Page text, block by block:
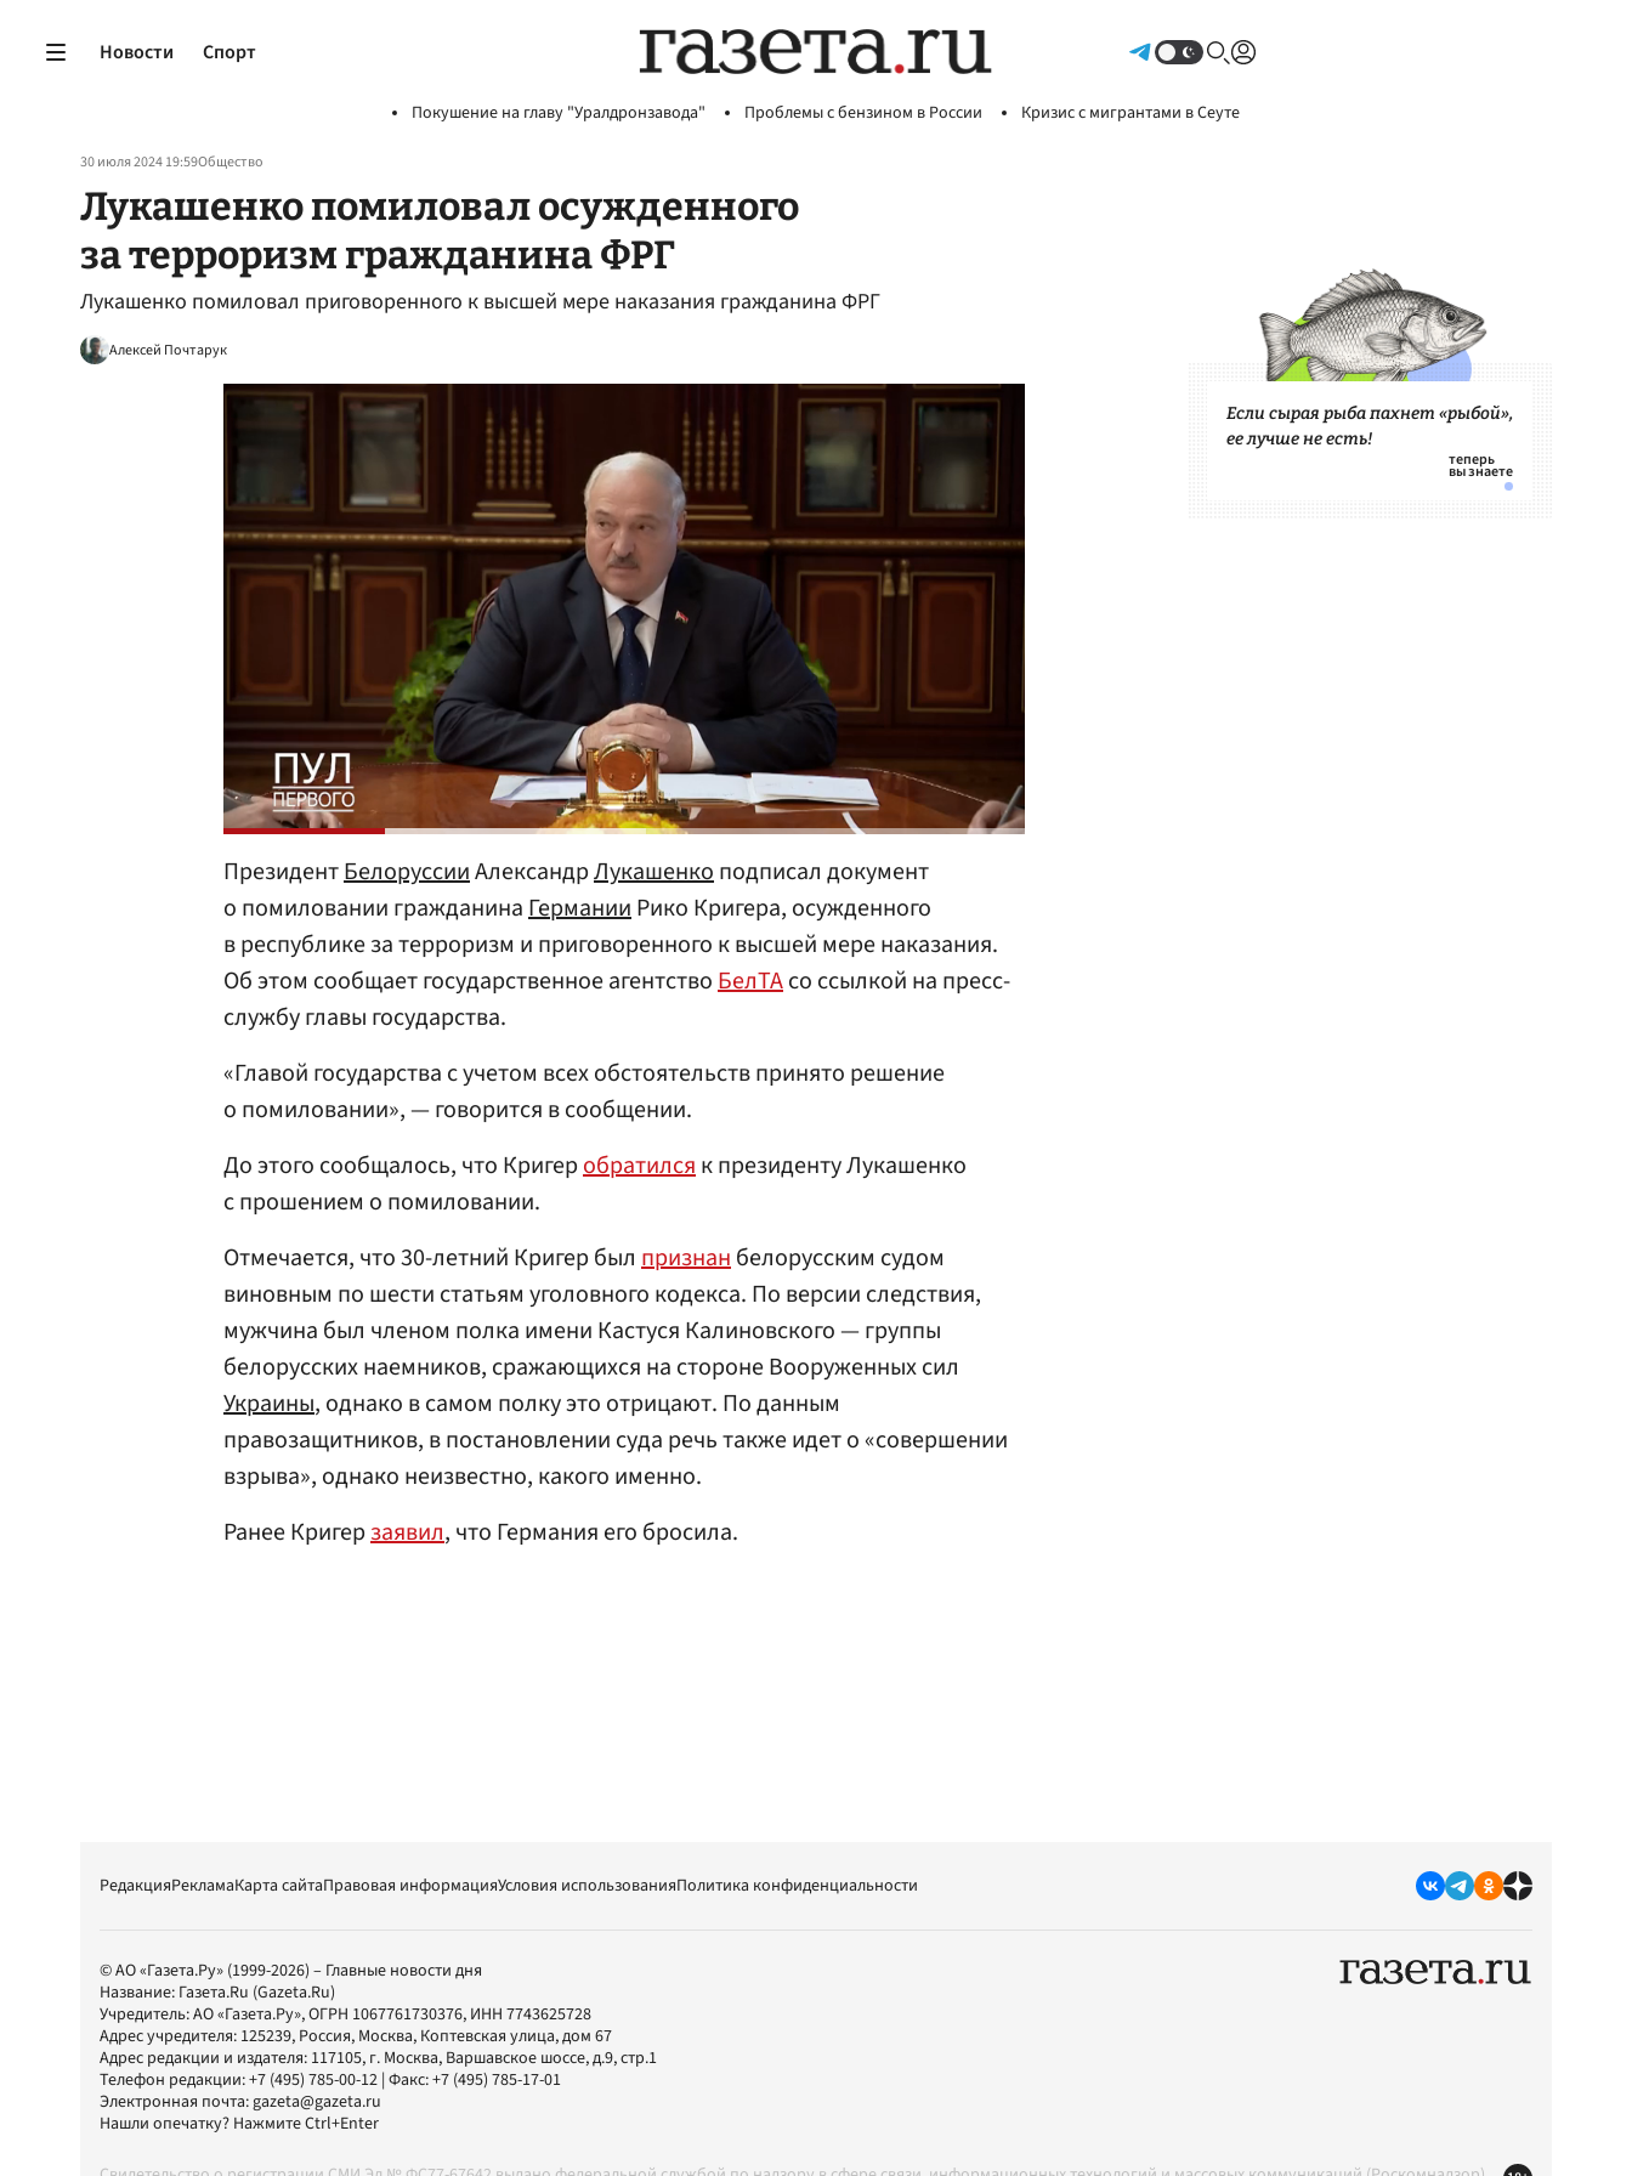
Новости Спорт
Покушение на главу "Уралдронзавода" Проблемы с бензином в России Кризис с мигрантами в Сеуте
30 июля 2024 19:59Общество
Лукашенко помиловал осужденного
за терроризм гражданина ФРГ
Лукашенко помиловал приговоренного к высшей мере наказания гражданина ФРГ
Алексей Почтарук
ПрезидентБелоруссииАлександрЛукашенкоподписал документ
о помиловании гражданинаГерманииРико Кригера, осужденного
в республике за терроризм и приговоренного к высшей мере наказания.
Об этом сообщает государственное агентствоБелТАсо ссылкой на пресс-
службу главы государства.
«Главой государства с учетом всех обстоятельств принято решение
о помиловании», — говорится в сообщении.
До этого сообщалось, что Кригеробратилсяк президенту Лукашенко
с прошением о помиловании.
Отмечается, что 30-летний Кригер был признанбелорусским судом
виновным по шести статьям уголовного кодекса. По версии следствия,
мужчина был членом полка имени Кастуся Калиновского — группы
белорусских наемников, сражающихся на стороне Вооруженных сил
Украины, однако в самом полку это отрицают. По данным
правозащитников, в постановлении суда речь также идет о «совершении
взрыва», однако неизвестно, какого именно.
Ранее Кригерзаявил, что Германия его бросила.
Если сырая рыба пахнет «рыбой»,
ее лучше не есть!
РедакцияРекламаКарта сайтаПравовая информацияУсловия использованияПолитика конфиденциальности
© АО «Газета.Ру» (1999-2026) – Главные новости дня
Название: Газета.Ru (Gazeta.Ru)
Учредитель:АО «Газета.Ру», ОГРН 1067761730376, ИНН 7743625728
Адрес учредителя: 125239, Россия, Москва, Коптевская улица, дом 67
Адрес редакции и издателя: 117105, г. Москва, Варшавское шоссе, д.9, стр.1
Телефон редакции:+7 (495) 785-00-12 | Факс:+7 (495) 785-17-01
Электронная почта:gazeta@gazeta.ru
Нашли опечатку? Нажмите Ctrl+Enter